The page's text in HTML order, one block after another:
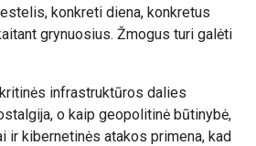
konkreti diena, konkretus
grynuosius. Žmogus turi galėti
infrastruktūros dalies
o kaip geopolitinė būtinybė,
ir kibernetinės atakos primena, kad